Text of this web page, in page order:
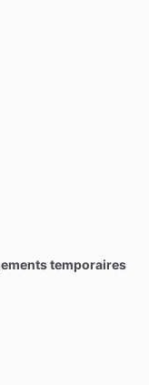
temporaires